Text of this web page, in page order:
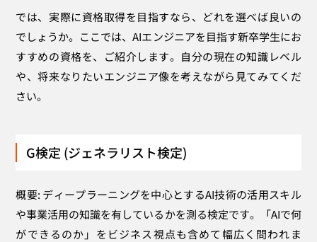
では、実際に資格取得を目指すなら、どれを選べば良いの
でしょうか。ここでは、AIエンジニアを目指す新卒学生にお
すすめの資格を、ご紹介します。自分の現在の知識レベル
や、将来なりたいエンジニア像を考えながら見てみてくだ
さい。
G検定 (ジェネラリスト検定)
概要: ディープラーニングを中心とするAI技術の活用スキル
や事業活用の知識を有しているかを測る検定です。「AIで何
ができるのか」をビジネス視点も含めて幅広く問われま